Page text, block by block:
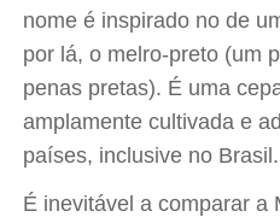
nome é inspirado no de
por lá, o melro-preto (um
penas pretas). É uma
amplamente cultivada e
países, inclusive no Brasil.
É inevitável a comparar a